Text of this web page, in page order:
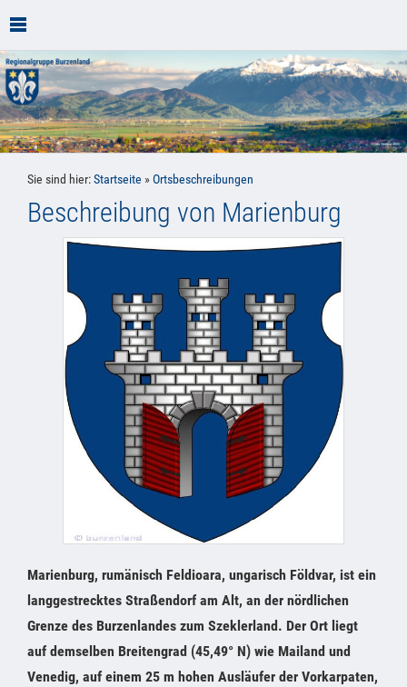
Sie sind hier:Startseite »Ortsbeschreibungen
Beschreibung von Marienburg
Marienburg, rumänisch Feldioara, ungarisch Földvar, ist ein
langgestrecktes Straßendorf am Alt, an der nördlichen
Grenze des Burzenlandes zum Szeklerland. Der Ort liegt
auf demselben Breitengrad (45,49° N) wie Mailand und
Venedig, auf einem 25 m hohen Ausläufer der Vorkarpaten,